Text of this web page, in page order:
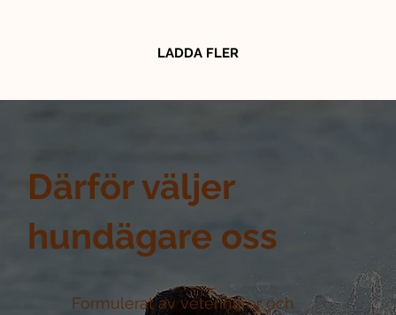
Därför väljer
hundägare oss
Formulerat av veterinärer och
LADDA FLER